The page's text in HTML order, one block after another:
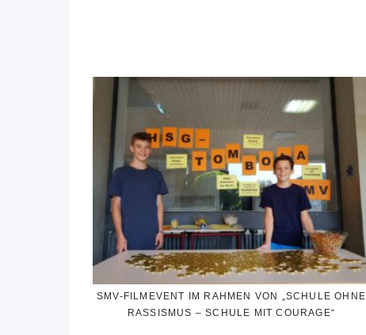
SMV-FILMEVENT IM RAHMEN VON „SCHULE OHNE
RASSISMUS – SCHULE MIT COURAGE“